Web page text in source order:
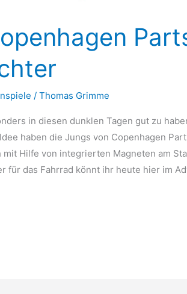
/Thomas Grimme
in diesen dunklen Tagen gut zu
haben die Jungs von Copenhagen
mit Hilfe von integrierten Magneten am
für das Fahrrad könnt ihr heute hier im